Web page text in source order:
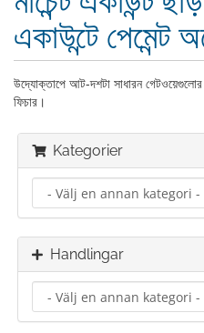
একাউন্টে পেমেন্ট
উদ্যোক্তাপে আট-দশটা সাধারন
ফিচার।
Kategorier
Handlingar